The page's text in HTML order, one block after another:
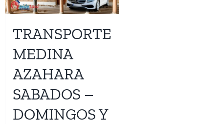
TRANSPORTE
MEDINA
AZAHARA
SABADOS –
DOMINGOS Y